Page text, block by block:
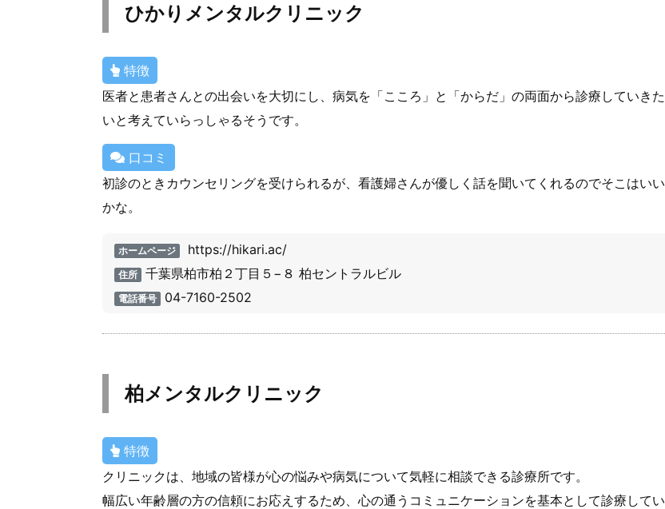
ひかりメンタルクリニック
特徴
医者と患者さんとの出会いを大切にし、病気を「こころ」と「からだ」の両面から診療していきた
いと考えていらっしゃるそうです。
口コミ
初診のときカウンセリングを受けられるが、看護婦さんが優しく話を聞いてくれるのでそこはいい
かな。
ホームページ https://hikari.ac/
住所 千葉県柏市柏２丁目５−８ 柏セントラルビル
電話番号 04-7160-2502
柏メンタルクリニック
特徴
クリニックは、地域の皆様が心の悩みや病気について気軽に相談できる診療所です。
幅広い年齢層の方の信頼にお応えするため、心の通うコミュニケーションを基本として診療してい